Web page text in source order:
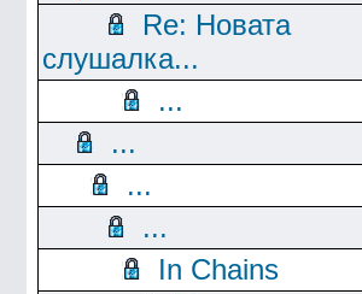
Re: Новата
слушалка...
...
...
...
...
In Chains